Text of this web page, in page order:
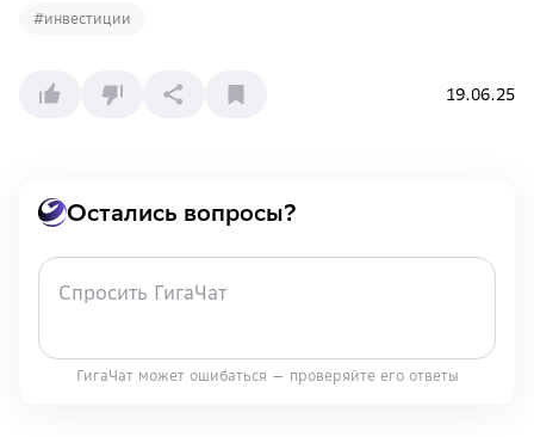
#инвестиции
19.06.25
Остались вопросы?
ГигаЧат может ошибаться — проверяйте его ответы